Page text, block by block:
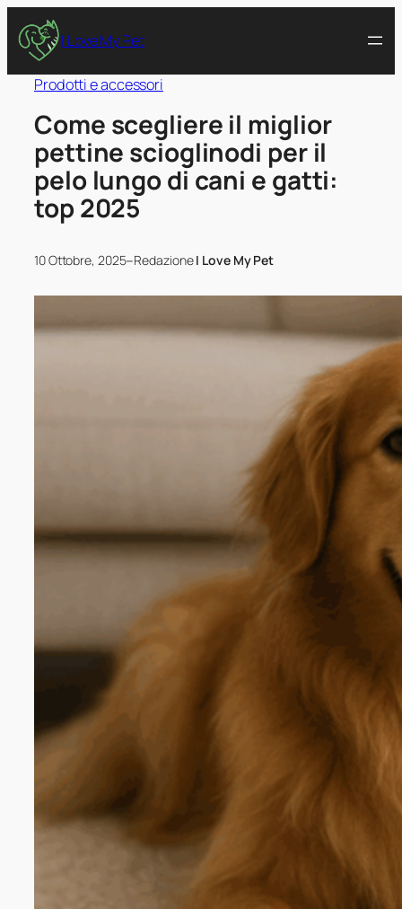
I Love My Pet
Prodotti e accessori
Come scegliere il miglior
pettine scioglinodi per il
pelo lungo di cani e gatti:
top 2025
10 Ottobre, 2025–RedazioneI Love My Pet